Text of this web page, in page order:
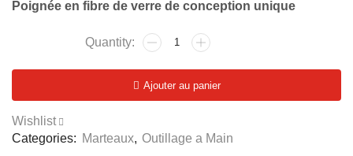
Poignée en fibre de verre de conception unique
quantité
de
1500g
Ajouter au panier
Wishlist
Categories: Marteaux, Outillage a Main